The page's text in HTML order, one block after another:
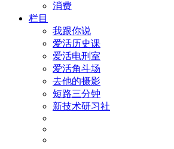
消费
栏目
我跟你说
爱活历史课
爱活电刑室
爱活角斗场
去他的摄影
短路三分钟
新技术研习社